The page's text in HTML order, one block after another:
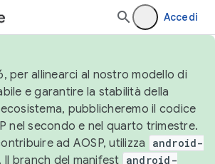
Accedi
per allinearci al nostro modello di
e garantire la stabilità della
pubblicheremo il codice
nel secondo e nel quarto trimestre.
ad AOSP, utilizza
android-
. Il branch del manifest android-